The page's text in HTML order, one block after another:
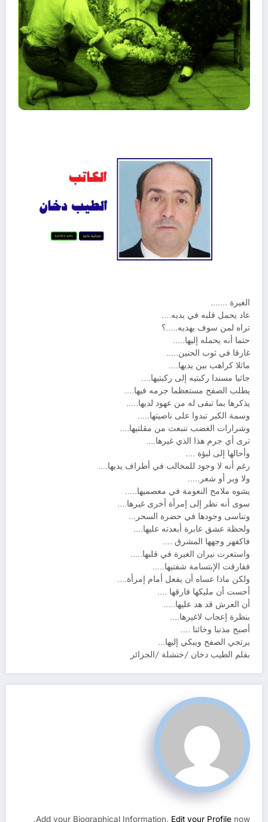
الغيرة …….
عاد يحمل قلبه في يديه….
تراه لمن سوف يهديه…..؟
حتما أنه يحمله إليها…..
غارقا في ثوب الحنين…..
ماثلا كراهب بين يديها….
جاثيا مسندا ركبتيه إلى ركبتيها….
يطلب الصفح مستعظما جرمه فيها….
يذكرها بما تبقى له من عهود لديها…..
وسمة الكبر تبدوا على ناصيتها…..
وشرارات الغضب تنبعث من مقلتيها….
ترى أي جرم هذا الذي غيرها….
وأحالها إلى لبؤة ….
رغم أنه لا وجود للمخالب في أطراف يديها….
ولا وبر أو شعر…..
يشوه ملامح النعومة في معصميها…..
سوى أنه نظر إلى إمرأة أخرى غيرها….
وتناسى وجودها في حضرة السحر…
ولحظة عشق عابرة أبعدته عليها….
فاكفهر وجهها المشرق ….
واستعرت نيران الغيرة في قلبها…..
ففارقت الإبتسامة شفتيها…..
ولكن ماذا عساه أن يفعل أمام إمرأة….
أحست أن مليكها فارقها ….
أن العرش قد هد عليها…..
بنظرة إعجاب لاغيرها….
أصبح مذنبا وخائنا ….
يرتجي الصفح ويبكي إليها…
بقلم الطيب دخان /خنشلة /الجزائر
Add your Biographical Information. Edit your Profile now.